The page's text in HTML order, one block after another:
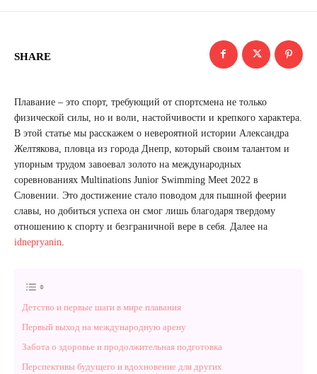
SHARE
Плавание – это спорт, требующий от спортсмена не только
физической силы, но и воли, настойчивости и крепкого характера.
В этой статье мы расскажем о невероятной истории Александра
Желтякова, пловца из города Днепр, который своим талантом и
упорным трудом завоевал золото на международных
соревнованиях Multinations Junior Swimming Meet 2022 в
Словении. Это достижение стало поводом для пышной феерии
славы, но добиться успеха он смог лишь благодаря твердому
отношению к спорту и безграничной вере в себя. Далее на
idnepryanin
Детство и первые шаги в мире плавания
Первый выход на международную арену
Забота о здоровье и продолжительная подготовка
Перспективы будущего и вдохновение для других